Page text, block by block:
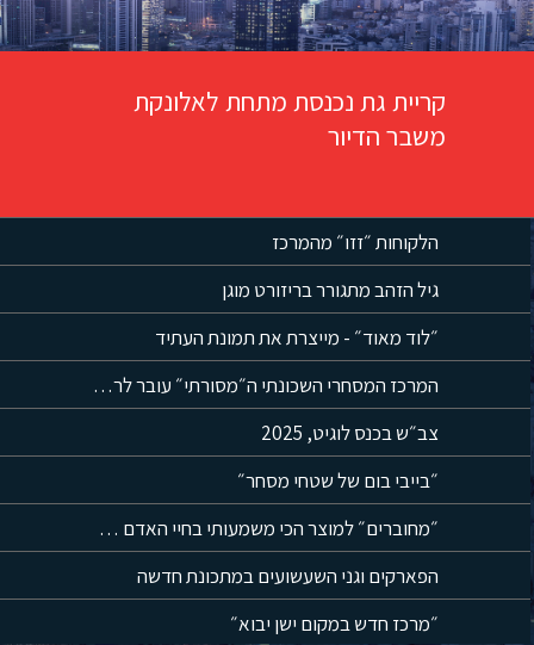
קריית גת נכנסת מתחת לאלונקת
משבר הדיור
הלקוחות ״זזו״ מהמרכז
גיל הזהב מתגורר בריזורט מוגן
״לוד מאוד״ - מייצרת את תמונת העתיד
המרכז המסחרי השכונתי ה״מסורתי״ עובר לרחובות
צב״ש בכנס לוגיט, 2025
״בייבי בום של שטחי מסחר״
״מחוברים״ למוצר הכי משמעותי בחיי האדם = הנייד
הפארקים וגני השעשועים במתכונת חדשה
״מרכז חדש במקום ישן יבוא״